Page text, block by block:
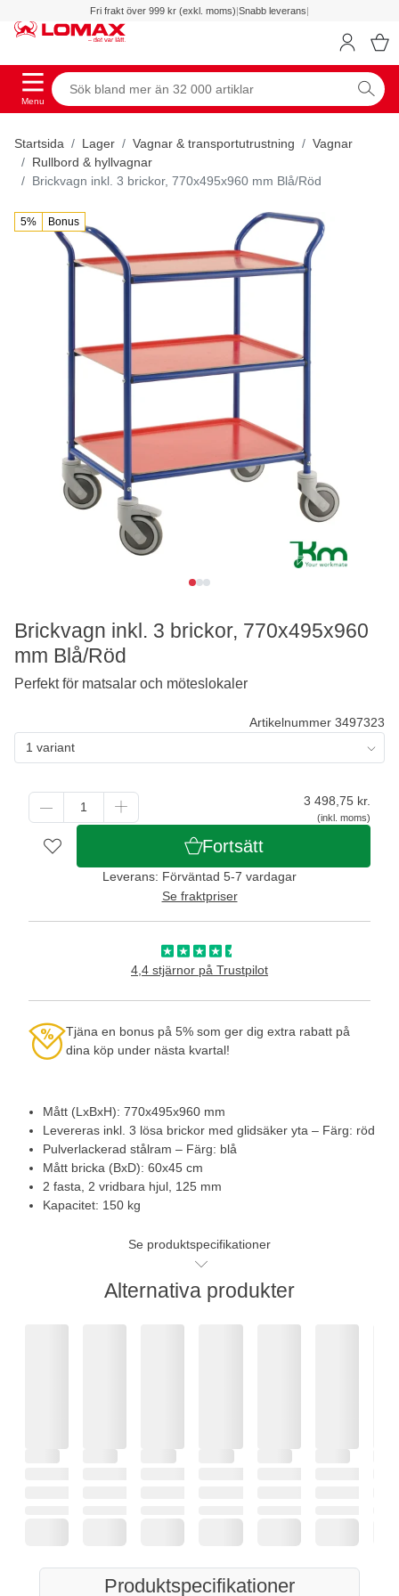
Fri frakt över 999 kr (exkl. moms)|Snabb leverans|
Menu
Startsida Lager Vagnar & transportutrustning
Vagnar
Rullbord & hyllvagnar
Brickvagn inkl. 3 brickor, 770x495x960 mm Blå/Röd
5% Bonus
Mått (LxBxH): 770x495x960 mm
Levereras inkl. 3 lösa brickor med glidsäker yta – Färg: röd
Pulverlackerad stålram – Färg: blå
Mått bricka (BxD): 60x45 cm
2 fasta, 2 vridbara hjul, 125 mm
Kapacitet: 150 kg
Se produktspecifikationer
Artikelnummer 3497323
1 variant
3 498,75 kr.
(inkl. moms)
Fortsätt
Leverans: Förväntad 5-7 vardagar
Se fraktpriser
4,4 stjärnor på Trustpilot
Tjäna en bonus på 5% som ger dig extra rabatt på
dina köp under nästa kvartal!
Brickvagn inkl. 3 brickor, 770x495x960
mm Blå/Röd
Perfekt för matsalar och möteslokaler
Alternativa produkter
Produktspecifikationer